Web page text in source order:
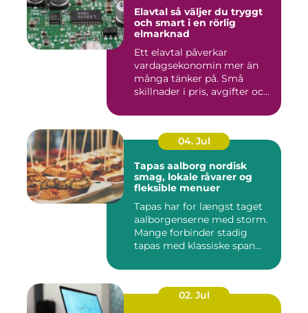
Elavtal så väljer du tryggt
och smart i en rörlig
elmarknad
Ett elavtal påverkar
vardagsekonomin mer än
många tänker på. Små
skillnader i pris, avgifter och
04. Jul
Tapas aalborg nordisk
smag, lokale råvarer og
fleksible menuer
Tapas har for længst taget
aalborgenserne med storm.
Mange forbinder stadig
tapas med klassiske span...
02. Jul